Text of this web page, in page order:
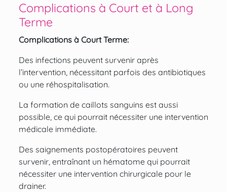
Complications à Court et à Long
Terme
Complications à Court Terme:
Des infections peuvent survenir après
l’intervention, nécessitant parfois des antibiotiques
ou une réhospitalisation.
La formation de caillots sanguins est aussi
possible, ce qui pourrait nécessiter une intervention
médicale immédiate.
Des saignements postopératoires peuvent
survenir, entraînant un hématome qui pourrait
nécessiter une intervention chirurgicale pour le
drainer.